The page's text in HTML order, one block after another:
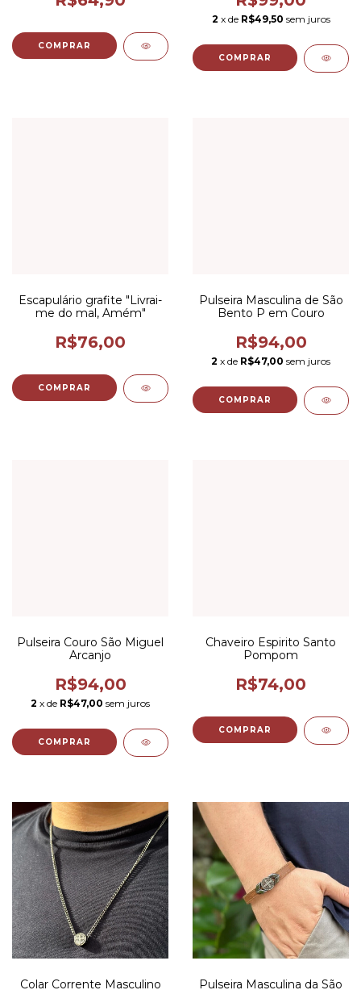
2 x de R$49,50 sem juros
Escapulário grafite "Livrai-
me do mal, Amém"
R$76,00
Pulseira Masculina de São
Bento P em Couro
R$94,00
2 x de R$47,00 sem juros
COMPRAR
Pulseira Couro São Miguel
Arcanjo
R$94,00
2 x de R$47,00 sem juros
COMPRAR
Chaveiro Espirito Santo
Pompom
R$74,00
COMPRAR
Colar Corrente Masculino Pulseira Masculina da São